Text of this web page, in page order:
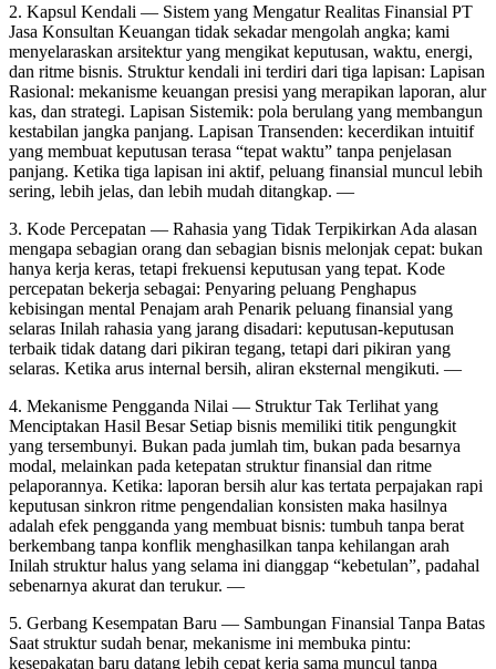
2. Kapsul Kendali — Sistem yang Mengatur Realitas Finansial PT
Jasa Konsultan Keuangan tidak sekadar mengolah angka; kami
menyelaraskan arsitektur yang mengikat keputusan, waktu, energi,
dan ritme bisnis. Struktur kendali ini terdiri dari tiga lapisan: Lapisan
Rasional: mekanisme keuangan presisi yang merapikan laporan, alur
kas, dan strategi. Lapisan Sistemik: pola berulang yang membangun
kestabilan jangka panjang. Lapisan Transenden: kecerdikan intuitif
yang membuat keputusan terasa “tepat waktu” tanpa penjelasan
panjang. Ketika tiga lapisan ini aktif, peluang finansial muncul lebih
sering, lebih jelas, dan lebih mudah ditangkap. —
3. Kode Percepatan — Rahasia yang Tidak Terpikirkan Ada alasan
mengapa sebagian orang dan sebagian bisnis melonjak cepat: bukan
hanya kerja keras, tetapi frekuensi keputusan yang tepat. Kode
percepatan bekerja sebagai: Penyaring peluang Penghapus
kebisingan mental Penajam arah Penarik peluang finansial yang
selaras Inilah rahasia yang jarang disadari: keputusan-keputusan
terbaik tidak datang dari pikiran tegang, tetapi dari pikiran yang
selaras. Ketika arus internal bersih, aliran eksternal mengikuti. —
4. Mekanisme Pengganda Nilai — Struktur Tak Terlihat yang
Menciptakan Hasil Besar Setiap bisnis memiliki titik pengungkit
yang tersembunyi. Bukan pada jumlah tim, bukan pada besarnya
modal, melainkan pada ketepatan struktur finansial dan ritme
pelaporannya. Ketika: laporan bersih alur kas tertata perpajakan rapi
keputusan sinkron ritme pengendalian konsisten maka hasilnya
adalah efek pengganda yang membuat bisnis: tumbuh tanpa berat
berkembang tanpa konflik menghasilkan tanpa kehilangan arah
Inilah struktur halus yang selama ini dianggap “kebetulan”, padahal
sebenarnya akurat dan terukur. —
5. Gerbang Kesempatan Baru — Sambungan Finansial Tanpa Batas
Saat struktur sudah benar, mekanisme ini membuka pintu:
kesepakatan baru datang lebih cepat kerja sama muncul tanpa